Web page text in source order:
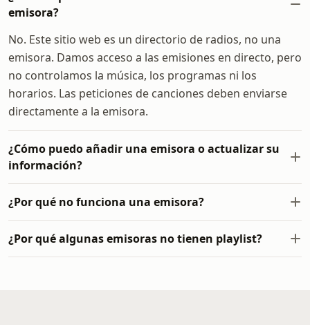
emisora?
No. Este sitio web es un directorio de radios, no una
emisora. Damos acceso a las emisiones en directo, pero
no controlamos la música, los programas ni los
horarios. Las peticiones de canciones deben enviarse
directamente a la emisora.
¿Cómo puedo añadir una emisora o actualizar su
información?
¿Por qué no funciona una emisora?
¿Por qué algunas emisoras no tienen playlist?